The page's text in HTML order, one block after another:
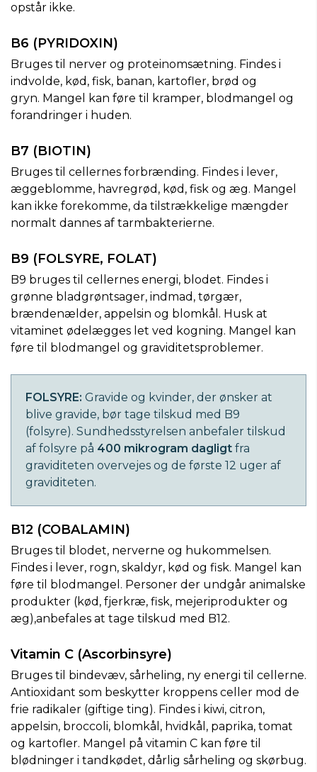
opstår ikke.
B6 (PYRIDOXIN)
Bruges til nerver og proteinomsætning. Findes i
indvolde, kød, fisk, banan, kartofler, brød og
gryn. Mangel kan føre til kramper, blodmangel og
forandringer i huden.
B7 (BIOTIN)
Bruges til cellernes forbrænding. Findes i lever,
æggeblomme, havregrød, kød, fisk og æg. Mangel
kan ikke forekomme, da tilstrækkelige mængder
normalt dannes af tarmbakterierne.
B9 (FOLSYRE, FOLAT)
B9 bruges til cellernes energi, blodet. Findes i
grønne bladgrøntsager, indmad, tørgær,
brændenælder, appelsin og blomkål. Husk at
vitaminet ødelægges let ved kogning. Mangel kan
føre til blodmangel og graviditetsproblemer.
FOLSYRE: Gravide og kvinder, der ønsker at
blive gravide, bør tage tilskud med B9
(folsyre). Sundhedsstyrelsen anbefaler tilskud
af folsyre på 400 mikrogram dagligt fra
graviditeten overvejes og de første 12 uger af
graviditeten.
B12 (COBALAMIN)
Bruges til blodet, nerverne og hukommelsen.
Findes i lever, rogn, skaldyr, kød og fisk. Mangel kan
føre til blodmangel. Personer der undgår animalske
produkter (kød, fjerkræ, fisk, mejeriprodukter og
æg),anbefales at tage tilskud med B12.
Vitamin C (Ascorbinsyre)
Bruges til bindevæv, sårheling, ny energi til cellerne.
Antioxidant som beskytter kroppens celler mod de
frie radikaler (giftige ting). Findes i kiwi, citron,
appelsin, broccoli, blomkål, hvidkål, paprika, tomat
og kartofler. Mangel på vitamin C kan føre til
blødninger i tandkødet, dårlig sårheling og skørbug.